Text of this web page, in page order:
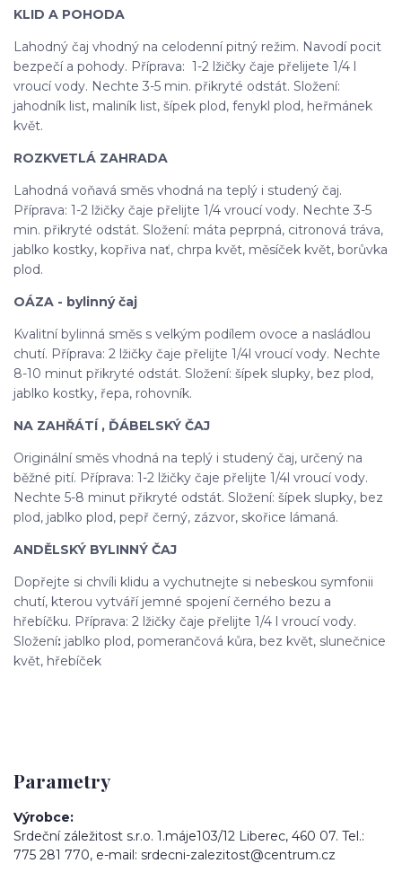
KLID A POHODA
Lahodný čaj vhodný na celodenní pitný režim. Navodí pocit
bezpečí a pohody. Příprava: 1-2 lžičky čaje přelijete 1/4 l
vroucí vody. Nechte 3-5 min. přikryté odstát. Složení:
jahodník list, maliník list, šípek plod, fenykl plod, heřmánek
květ.
ROZKVETLÁ ZAHRADA
Lahodná voňavá směs vhodná na teplý i studený čaj.
Příprava: 1-2 lžičky čaje přelijte 1/4 vroucí vody. Nechte 3-5
min. přikryté odstát. Složení: máta peprpná, citronová tráva,
jablko kostky, kopřiva nať, chrpa květ, měsíček květ, borůvka
plod.
OÁZA - bylinný čaj
Kvalitní bylinná směs s velkým podílem ovoce a nasládlou
chutí. Příprava: 2 lžičky čaje přelijte 1/4l vroucí vody. Nechte
8-10 minut přikryté odstát. Složení: šípek slupky, bez plod,
jablko kostky, řepa, rohovník.
NA ZAHŘÁTÍ , ĎÁBELSKÝ ČAJ
Originální směs vhodná na teplý i studený čaj, určený na
běžné pití. Příprava: 1-2 lžičky čaje přelijte 1/4l vroucí vody.
Nechte 5-8 minut přikryté odstát. Složení: šípek slupky, bez
plod, jablko plod, pepř černý, zázvor, skořice lámaná.
ANDĚLSKÝ BYLINNÝ ČAJ
Dopřejte si chvíli klidu a vychutnejte si nebeskou symfonii
chutí, kterou vytváří jemné spojení černého bezu a
hřebíčku. Příprava: 2 lžičky čaje přelijte 1/4 l vroucí vody.
Složení: jablko plod, pomerančová kůra, bez květ, slunečnice
květ, hřebíček
Parametry
Výrobce
Srdeční záležitost s.r.o. 1.máje103/12 Liberec, 460 07. Tel.:
775 281 770, e-mail: srdecni-zalezitost@centrum.cz